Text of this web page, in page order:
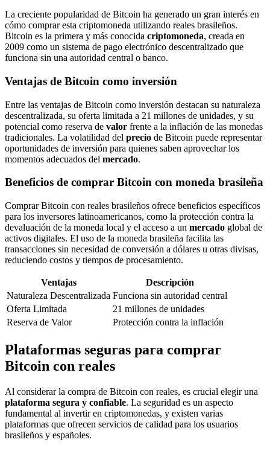
La creciente popularidad de Bitcoin ha generado un gran interés en
cómo comprar esta criptomoneda utilizando reales brasileños.
Bitcoin es la primera y más conocida criptomoneda, creada en
2009 como un sistema de pago electrónico descentralizado que
funciona sin una autoridad central o banco.
Ventajas de Bitcoin como inversión
Entre las ventajas de Bitcoin como inversión destacan su naturaleza
descentralizada, su oferta limitada a 21 millones de unidades, y su
potencial como reserva de valor frente a la inflación de las monedas
tradicionales. La volatilidad del precio de Bitcoin puede representar
oportunidades de inversión para quienes saben aprovechar los
momentos adecuados del mercado.
Beneficios de comprar Bitcoin con moneda brasileña
Comprar Bitcoin con reales brasileños ofrece beneficios específicos
para los inversores latinoamericanos, como la protección contra la
devaluación de la moneda local y el acceso a un mercado global de
activos digitales. El uso de la moneda brasileña facilita las
transacciones sin necesidad de conversión a dólares u otras divisas,
reduciendo costos y tiempos de procesamiento.
Ventajas
Descripción
Naturaleza Descentralizada Funciona sin autoridad central
Oferta Limitada
21 millones de unidades
Reserva de Valor
Protección contra la inflación
Plataformas seguras para comprar
Bitcoin con reales
Al considerar la compra de Bitcoin con reales, es crucial elegir una
plataforma segura y confiable. La seguridad es un aspecto
fundamental al invertir en criptomonedas, y existen varias
plataformas que ofrecen servicios de calidad para los usuarios
brasileños y españoles.